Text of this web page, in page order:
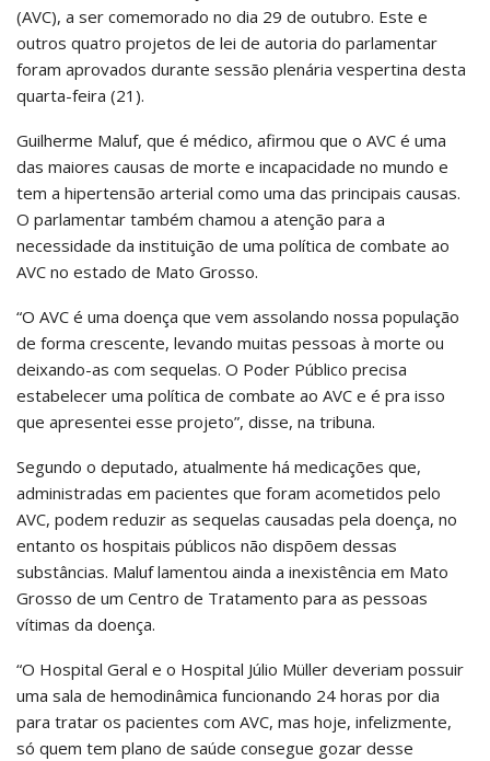
(AVC), a ser comemorado no dia 29 de outubro. Este e
outros quatro projetos de lei de autoria do parlamentar
foram aprovados durante sessão plenária vespertina desta
quarta-feira (21).
Guilherme Maluf, que é médico, afirmou que o AVC é uma
das maiores causas de morte e incapacidade no mundo e
tem a hipertensão arterial como uma das principais causas.
O parlamentar também chamou a atenção para a
necessidade da instituição de uma política de combate ao
AVC no estado de Mato Grosso.
“O AVC é uma doença que vem assolando nossa população
de forma crescente, levando muitas pessoas à morte ou
deixando-as com sequelas. O Poder Público precisa
estabelecer uma política de combate ao AVC e é pra isso
que apresentei esse projeto”, disse, na tribuna.
Segundo o deputado, atualmente há medicações que,
administradas em pacientes que foram acometidos pelo
AVC, podem reduzir as sequelas causadas pela doença, no
entanto os hospitais públicos não dispõem dessas
substâncias. Maluf lamentou ainda a inexistência em Mato
Grosso de um Centro de Tratamento para as pessoas
vítimas da doença.
“O Hospital Geral e o Hospital Júlio Müller deveriam possuir
uma sala de hemodinâmica funcionando 24 horas por dia
para tratar os pacientes com AVC, mas hoje, infelizmente,
só quem tem plano de saúde consegue gozar desse